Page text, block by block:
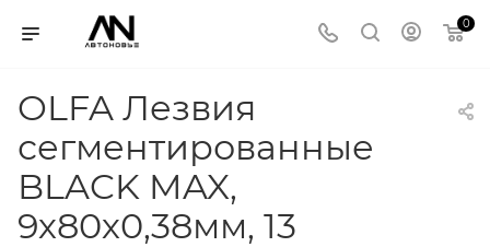
0
OLFA Лезвия
сегментированные
BLACK MAX,
9х80х0,38мм, 13